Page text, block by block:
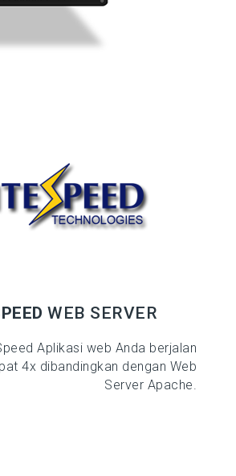
WEB SERVER
Aplikasi web Anda berjalan
4x dibandingkan dengan Web
Server Apache.